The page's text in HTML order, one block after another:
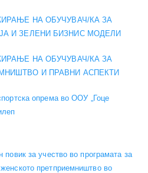
НА ОБУЧУВАЧ/КА ЗА
И ЗЕЛЕНИ БИЗНИС МОДЕЛИ
НА ОБУЧУВАЧ/КА ЗА
И ПРАВНИ АСПЕКТИ
опрема во ООУ „Гоце
повик за учество во програмата за
претприемништво во